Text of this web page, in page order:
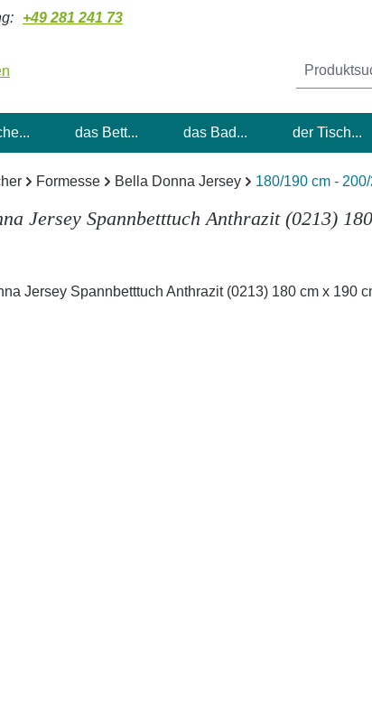
+49 281 241 73
das Bett... das Bad... der Tisch...
Formesse Bella Donna Jersey 180/190 cm -
Jersey Spannbetttuch Anthrazit (0213)